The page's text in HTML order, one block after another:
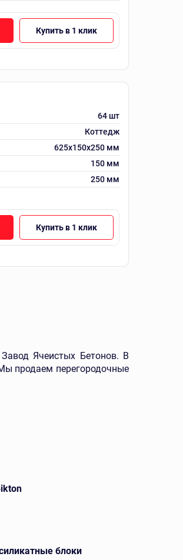
Купить в 1 клик
64 шт
Коттедж
625х150х250 мм
150 мм
250 мм
Купить в 1 клик
Ячеистых Бетонов. В
продаем перегородочные
блоки